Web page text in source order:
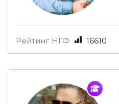
Рейтинг НГФ 16610